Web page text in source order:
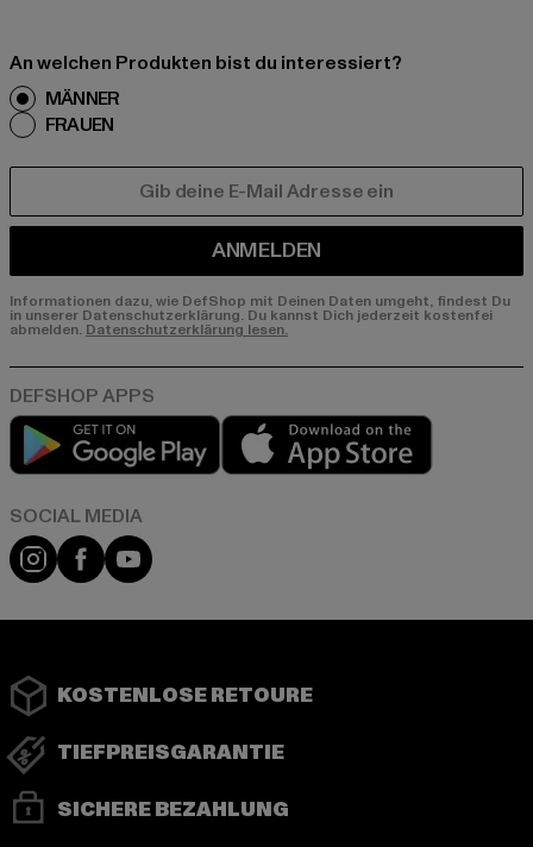
An welchen Produkten bist du interessiert?
MÄNNER
FRAUEN
ANMELDEN
Informationen dazu, wie DefShop mit Deinen Daten umgeht, findest Du
in unserer Datenschutzerklärung. Du kannst Dich jederzeit kostenfei
abmelden. Datenschutzerklärung lesen.
Play market
Instagram
FacebookYouTube
KOSTENLOSE RETOURE
TIEFPREISGARANTIE
SICHERE BEZAHLUNG